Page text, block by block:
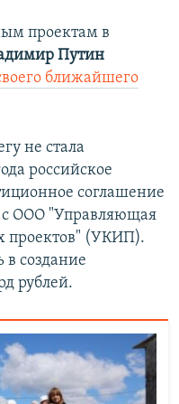
проектам в
Путин
ближайшего
не стала
российское
соглашение
с ООО "Управляющая
проектов" (УКИП).
в создание
рублей.